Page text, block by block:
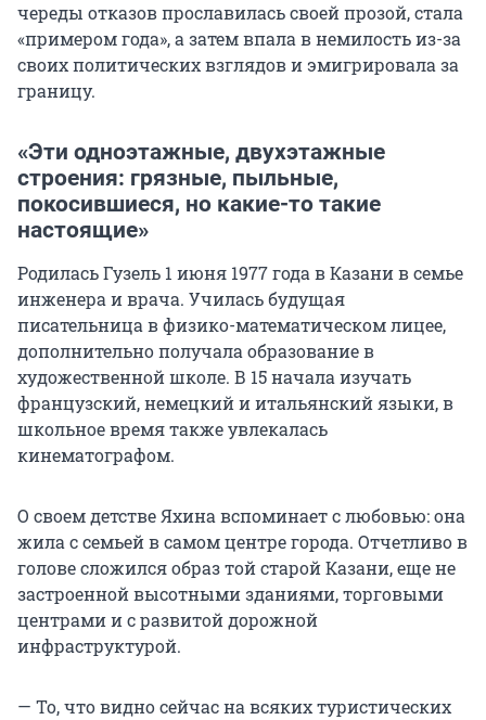
череды отказов прославилась своей прозой, стала
«примером года», а затем впала в немилость из-за
своих политических взглядов и эмигрировала за
границу.
«Эти одноэтажные, двухэтажные
строения: грязные, пыльные,
покосившиеся, но какие-то такие
настоящие»
Родилась Гузель 1 июня 1977 года в Казани в семье
инженера и врача. Училась будущая
писательница в физико-математическом лицее,
дополнительно получала образование в
художественной школе. В 15 начала изучать
французский, немецкий и итальянский языки, в
школьное время также увлекалась
кинематографом.
О своем детстве Яхина вспоминает с любовью: она
жила с семьей в самом центре города. Отчетливо в
голове сложился образ той старой Казани, еще не
застроенной высотными зданиями, торговыми
центрами и с развитой дорожной
инфраструктурой.
— То, что видно сейчас на всяких туристических